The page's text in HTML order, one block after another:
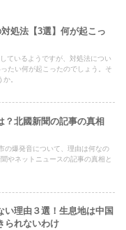
処法【3選】何が起こっ
ているようですが、対処法につい
たい何が起こったのでしょう。そ
。
？北國新聞の記事の真相
の爆発音について、理由は何なの
やネットニュースの記事の真相と
い理由３選！生息地は中国
られないわけ